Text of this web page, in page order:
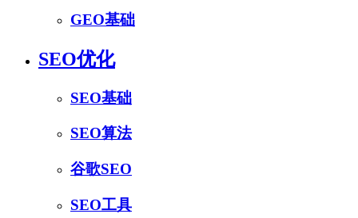
GEO基础
SEO优化
SEO基础
SEO算法
谷歌SEO
SEO工具